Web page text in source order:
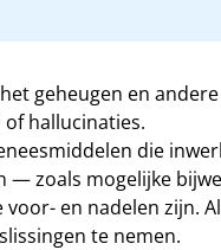
geheugen en
hallucinaties.
die
zoals mogelijke
en nadelen
te nemen.